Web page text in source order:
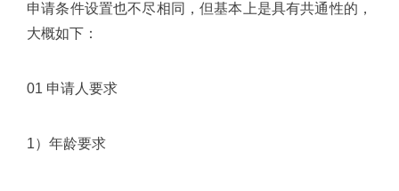
申请条件设置也不尽相同，但基本上是具有共通性的，
大概如下：
01 申请人要求
1）年龄要求